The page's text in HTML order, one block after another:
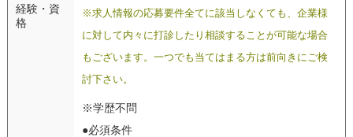
経験・資
格
※求人情報の応募要件全てに該当しなくても、企業様
に対して内々に打診したり相談することが可能な場合
もございます。一つでも当てはまる方は前向きにご検
討下さい。
※学歴不問
●必須条件